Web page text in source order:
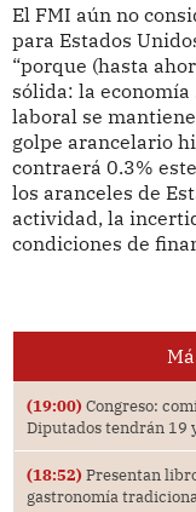
El FMI aún no
para Estados
“porque (hasta
sólida: la
laboral se
golpe arancelario
contraerá 0.3%
los aranceles de
actividad, la
condiciones de
(19:00) Congreso:
Diputados tendrán 19
(18:52) Presentan
gastronomía